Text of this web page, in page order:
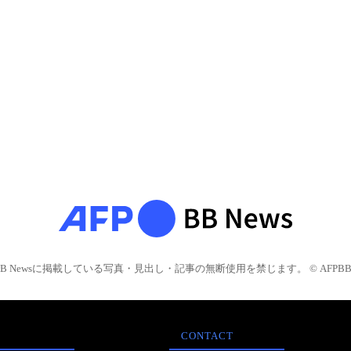
Newsに掲載している写真・見出し・記事の無断使用を禁じます。 © AFPBB
CONTACT